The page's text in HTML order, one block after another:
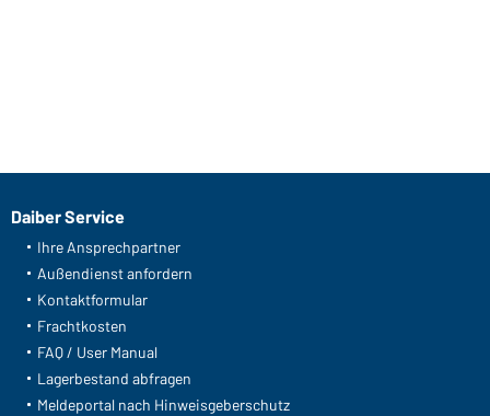
Daiber Service
Ihre Ansprechpartner
Außendienst anfordern
Kontaktformular
Frachtkosten
FAQ / User Manual
Lagerbestand abfragen
Meldeportal nach Hinweisgeberschutz